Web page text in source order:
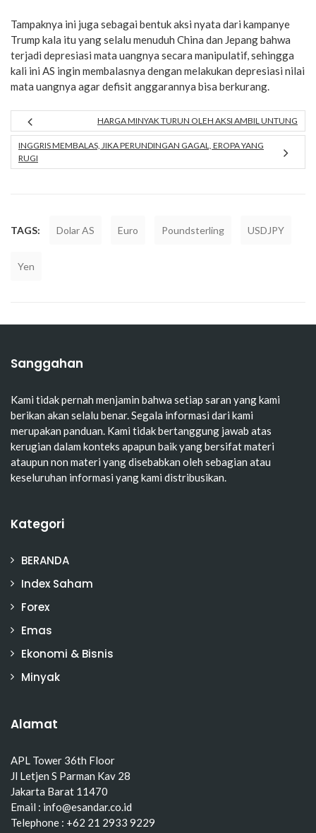
Tampaknya ini juga sebagai bentuk aksi nyata dari kampanye
Trump kala itu yang selalu menuduh China dan Jepang bahwa
terjadi depresiasi mata uangnya secara manipulatif, sehingga
kali ini AS ingin membalasnya dengan melakukan depresiasi nilai
mata uangnya agar defisit anggarannya bisa berkurang.
HARGA MINYAK TURUN OLEH AKSI AMBIL UNTUNG
INGGRIS MEMBALAS, JIKA PERUNDINGAN GAGAL, EROPA YANG
RUGI
TAGS: Dolar AS Euro Poundsterling USDJPY
Yen
Sanggahan
Kami tidak pernah menjamin bahwa setiap saran yang kami
berikan akan selalu benar. Segala informasi dari kami
merupakan panduan. Kami tidak bertanggung jawab atas
kerugian dalam konteks apapun baik yang bersifat materi
ataupun non materi yang disebabkan oleh sebagian atau
keseluruhan informasi yang kami distribusikan.
Kategori
BERANDA
Index Saham
Forex
Emas
Ekonomi & Bisnis
Minyak
Alamat
APL Tower 36th Floor
Jl Letjen S Parman Kav 28
Jakarta Barat 11470
Email : info@esandar.co.id
Telephone : +62 21 2933 9229